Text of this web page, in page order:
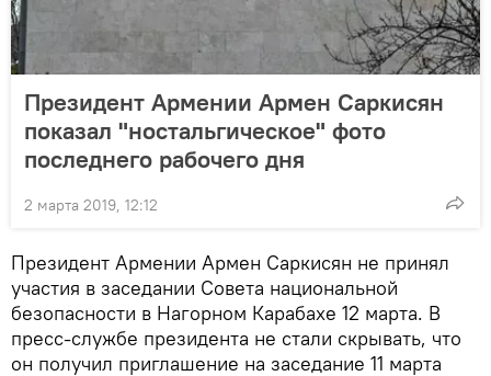
Президент Армении Армен Саркисян
показал "ностальгическое" фото
последнего рабочего дня
2 марта 2019, 12:12
Президент Армении Армен Саркисян не принял
участия в заседании Совета национальной
безопасности в Нагорном Карабахе 12 марта. В
пресс-службе президента не стали скрывать, что
он получил приглашение на заседание 11 марта